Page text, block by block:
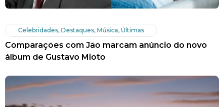
Celebridades, Destaques, Música, Últimas
Comparações com Jão marcam anúncio do novo
álbum de Gustavo Mioto